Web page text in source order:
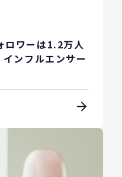
ロワーは1.2万人
ンフルエンサー